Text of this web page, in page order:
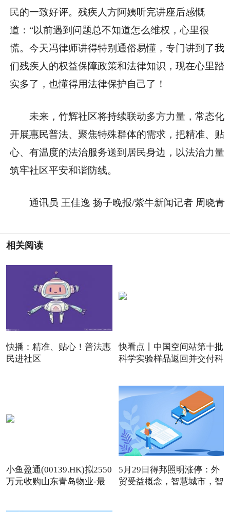
民的一致好评。残疾人方阿姨听完讲座后感慨
道：“以前遇到问题总不知道怎么维权，心里很
慌。今天冯律师讲得特别通俗易懂，专门讲到了我
们残疾人的权益保障政策和法律知识，现在心里踏
实多了，也懂得用法律保护自己了！
未来，竹辉社区将持续联动多方力量，常态化
开展惠民普法、聚焦特殊群体的需求，把精准、贴
心、有温度的法治服务送到居民身边，以法治力量
筑牢社区平安和谐防线。
通讯员 王佳逸 扬子晚报/紫牛新闻记者 周晓青
相关阅读
快播：精准、贴心！普法惠
民进社区
快看点丨中国空间站第十批
科学实验样品返回并交付科
小鱼盈通(00139.HK)拟2550
万元收购山东青岛物业-最
5月29日得邦照明涨停：外
贸受益概念，智慧城市，智